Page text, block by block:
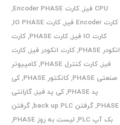
CPU فیز
,کارت Encoder PHASE
,
کارت Encoder فیز
,کارت IO PHASE
,
کارت IO فیز
,کارت PHASE ,کارت
انکودر PHASE
,کارت انکودر فیز,کارت
فیز,کارت کنترل PHASE ,کامپیوتر
صنعتی PHASE
,کانکتور PHASE ,کی
پد PHASE
,کی پد فیز,گارانتی
PHASE
,گرفتن back up PLC ,گرفتن
بک آپ PLC
,لیست به روز PHASE
,